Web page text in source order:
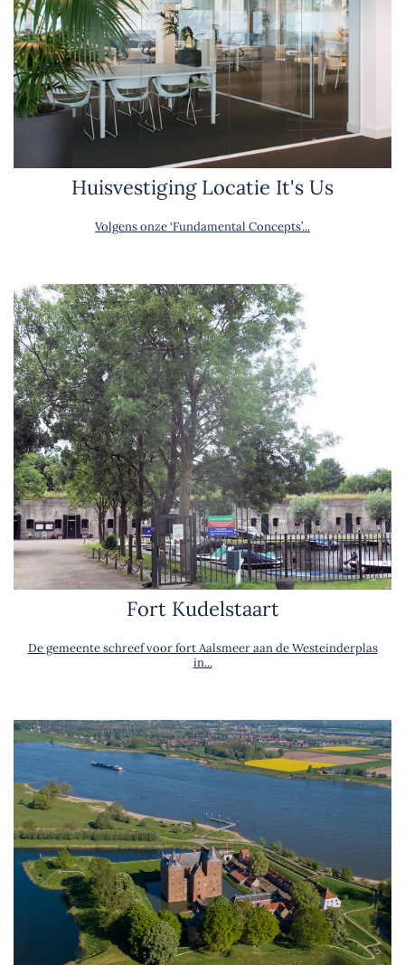
Huisvestiging Locatie It's Us
Volgens onze ‘Fundamental Concepts’...
Fort Kudelstaart
De gemeente schreef voor fort Aalsmeer aan de Westeinderplas
in...